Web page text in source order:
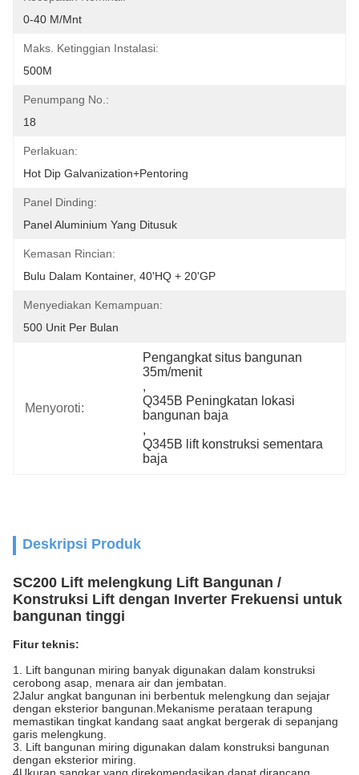
0-40 M/mnt
Maks. Ketinggian Instalasi:
500M
Penumpang No.:
18
Perlakuan:
Hot Dip Galvanization+Pentoring
Panel Dinding:
Panel Aluminium Yang Ditusuk
Kemasan Rincian:
Bulu Dalam Kontainer, 40'HQ + 20'GP
Menyediakan Kemampuan:
500 Unit Per Bulan
Menyoroti:
Pengangkat situs bangunan
35m/menit
,
Q345B Peningkatan lokasi
bangunan baja
,
Q345B lift konstruksi sementara
baja
Deskripsi Produk
SC200 Lift melengkung Lift Bangunan /
Konstruksi Lift dengan Inverter Frekuensi untuk
bangunan tinggi
Fitur teknis:
1. Lift bangunan miring banyak digunakan dalam konstruksi
cerobong asap, menara air dan jembatan.
2Jalur angkat bangunan ini berbentuk melengkung dan sejajar
dengan eksterior bangunan.Mekanisme perataan terapung
memastikan tingkat kandang saat angkat bergerak di sepanjang
garis melengkung.
3. Lift bangunan miring digunakan dalam konstruksi bangunan
dengan eksterior miring.